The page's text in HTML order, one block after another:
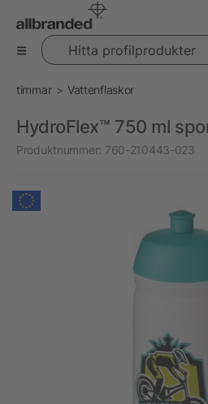
Hitta profilprodukter
timmar Vattenflaskor
HydroFlex™ 750 ml
Produktnummer: 760-210443-023